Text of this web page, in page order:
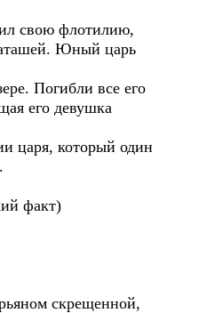
свою флотилию,
Юный царь
Погибли все его
его девушка
царя, который один
факт)
скрещенной,